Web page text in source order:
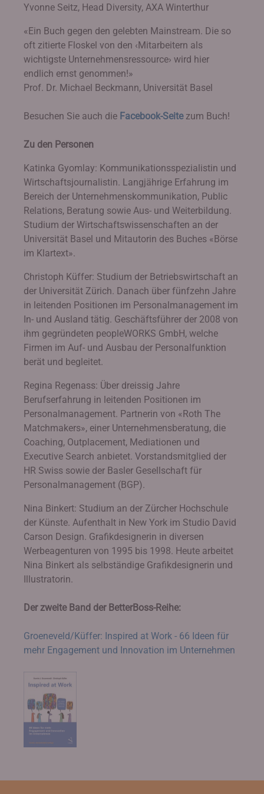
Yvonne Seitz, Head Diversity, AXA Winterthur
«Ein Buch gegen den gelebten Mainstream. Die so
oft zitierte Floskel von den ‹Mitarbeitern als
wichtigste Unternehmensressource› wird hier
endlich ernst genommen!»
Prof. Dr. Michael Beckmann, Universität Basel
Besuchen Sie auch die Facebook-Seitezum Buch!
Zu den Personen
Katinka Gyomlay: Kommunikationsspezialistin und
Wirtschaftsjournalistin. Langjährige Erfahrung im
Bereich der Unternehmenskommunikation, Public
Relations, Beratung sowie Aus- und Weiterbildung.
Studium der Wirtschaftswissenschaften an der
Universität Basel und Mitautorin des Buches «Börse
im Klartext».
Christoph Küffer: Studium der Betriebswirtschaft an
der Universität Zürich. Danach über fünfzehn Jahre
in leitenden Positionen im Personalmanagement im
In- und Ausland tätig. Geschäftsführer der 2008 von
ihm gegründeten peopleWORKS GmbH, welche
Firmen im Auf- und Ausbau der Personalfunktion
berät und begleitet.
Regina Regenass: Über dreissig Jahre
Berufserfahrung in leitenden Positionen im
Personalmanagement. Partnerin von «Roth The
Matchmakers», einer Unternehmensberatung, die
Coaching, Outplacement, Mediationen und
Executive Search anbietet. Vorstandsmitglied der
HR Swiss sowie der Basler Gesellschaft für
Personalmanagement (BGP).
Nina Binkert: Studium an der Zürcher Hochschule
der Künste. Aufenthalt in New York im Studio David
Carson Design. Grafikdesignerin in diversen
Werbeagenturen von 1995 bis 1998. Heute arbeitet
Nina Binkert als selbständige Grafikdesignerin und
Illustratorin.
Der zweite Band der BetterBoss-Reihe:
Groeneveld/Küffer: Inspired at Work - 66 Ideen für
mehr Engagement und Innovation im Unternehmen